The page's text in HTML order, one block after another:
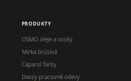
PRODUKTY
OSMO oleje a vosky
Mirka brúsivá
Caparol farby
Dassy pracovné odevy